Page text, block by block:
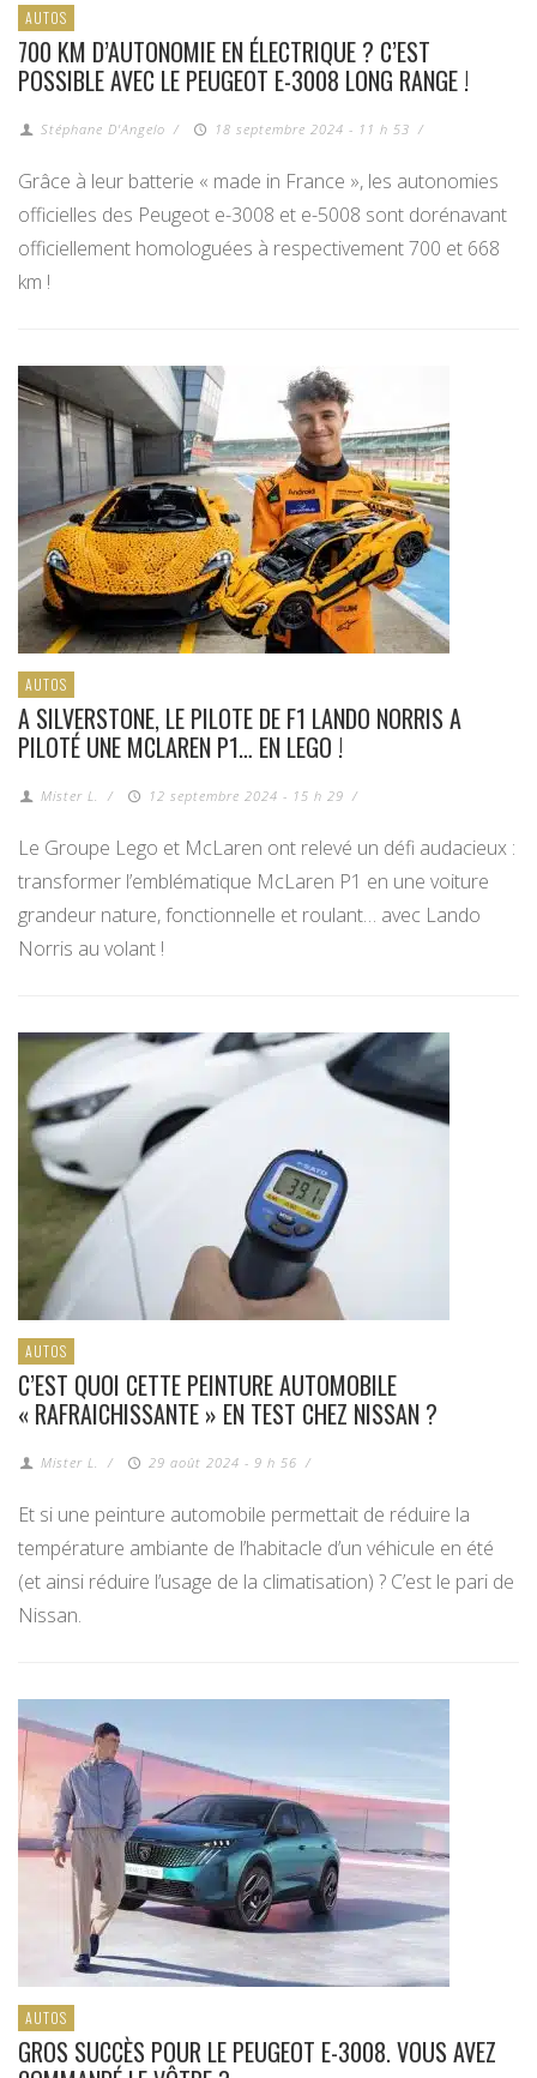
AUTOS
700 KM D’AUTONOMIE EN ÉLECTRIQUE ? C’EST
POSSIBLE AVEC LE PEUGEOT E-3008 LONG RANGE !
Stéphane D'Angelo / 18 septembre 2024 - 11 h 53 /
Grâce à leur batterie « made in France », les autonomies
officielles des Peugeot e-3008 et e-5008 sont dorénavant
officiellement homologuées à respectivement 700 et 668
km !
AUTOS
A SILVERSTONE, LE PILOTE DE F1 LANDO NORRIS A
PILOTÉ UNE MCLAREN P1… EN LEGO !
Mister L. / 12 septembre 2024 - 15 h 29 /
Le Groupe Lego et McLaren ont relevé un défi audacieux :
transformer l’emblématique McLaren P1 en une voiture
grandeur nature, fonctionnelle et roulant… avec Lando
Norris au volant !
AUTOS
C’EST QUOI CETTE PEINTURE AUTOMOBILE
« RAFRAICHISSANTE » EN TEST CHEZ NISSAN ?
Mister L. / 29 août 2024 - 9 h 56 /
Et si une peinture automobile permettait de réduire la
température ambiante de l’habitacle d’un véhicule en été
(et ainsi réduire l’usage de la climatisation) ? C’est le pari de
Nissan.
AUTOS
GROS SUCCÈS POUR LE PEUGEOT E-3008. VOUS AVEZ